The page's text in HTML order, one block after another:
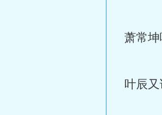
萧常坤
叶辰